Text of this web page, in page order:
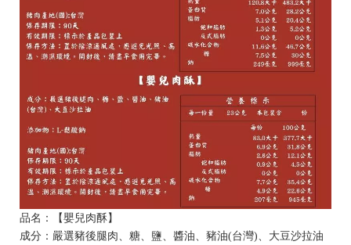
品名：【嬰兒肉酥】
成分：嚴選豬後腿肉、糖、鹽、醬油、豬油(台灣)、大豆沙拉油